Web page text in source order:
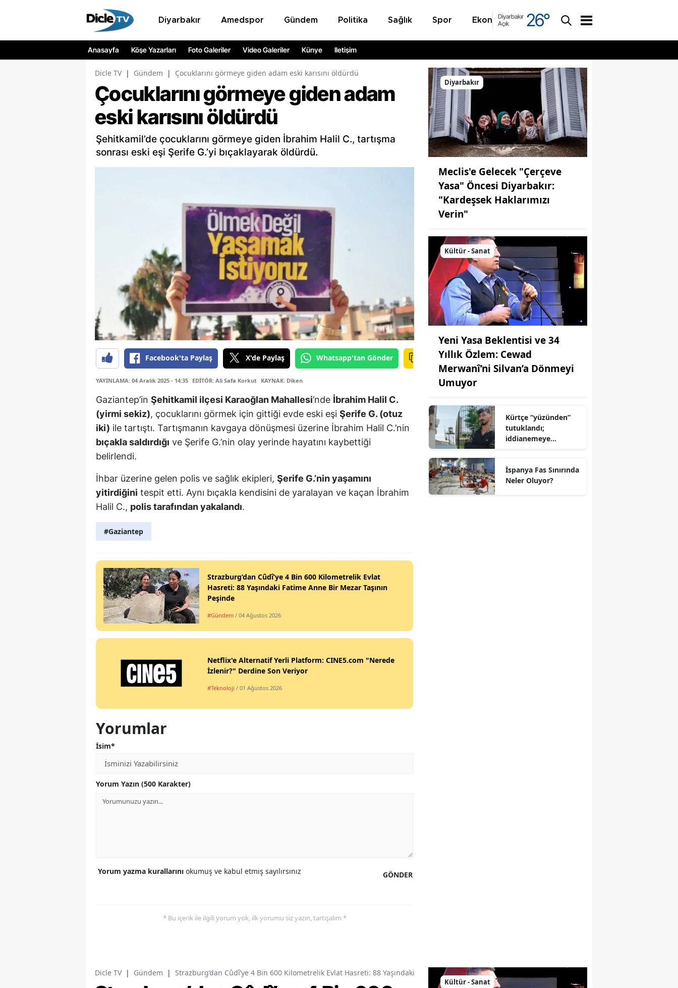
Diyarbakır Amedspor Gündem Politika Sağlık Spor Ekonomi Asayiş
Diyarbakır
Açık
26°
Anasayfa Köşe Yazarları Foto Galeriler Video Galeriler Künye İletişim
Dicle TV | Gündem | Çocuklarını görmeye giden adam eski karısını öldürdü
Çocuklarını görmeye giden adam
eski karısını öldürdü
Şehitkamil’de çocuklarını görmeye giden İbrahim Halil C., tartışma
sonrası eski eşi Şerife G.’yi bıçaklayarak öldürdü.
Facebook'ta Paylaş X'de Paylaş Whatsapp'tan Gönder
YAYINLAMA: 04 Aralık 2025 - 14:35 EDİTÖR: Ali Safa Korkut KAYNAK: Diken
Gaziantep’in Şehitkamil ilçesi Karaoğlan Mahallesi’nde İbrahim Halil C.
(yirmi sekiz), çocuklarını görmek için gittiği evde eski eşi Şerife G. (otuz
iki) ile tartıştı. Tartışmanın kavgaya dönüşmesi üzerine İbrahim Halil C.’nin
bıçakla saldırdığı ve Şerife G.’nin olay yerinde hayatını kaybettiği
belirlendi.
İhbar üzerine gelen polis ve sağlık ekipleri, Şerife G.’nin yaşamını
yitirdiğini tespit etti. Aynı bıçakla kendisini de yaralayan ve kaçan İbrahim
Halil C., polis tarafından yakalandı.
#Gaziantep
Strazburg’dan Cûdî’ye 4 Bin 600 Kilometrelik Evlat
Hasreti: 88 Yaşındaki Fatime Anne Bir Mezar Taşının
Peşinde
#Gündem / 04 Ağustos 2026
Netflix'e Alternatif Yerli Platform: CINE5.com "Nerede
İzlenir?" Derdine Son Veriyor
#Teknoloji / 01 Ağustos 2026
Yorumlar
İsim*
Yorum Yazın (500 Karakter)
GÖNDER
Yorum yazma kurallarını okumuş ve kabul etmiş sayılırsınız
* Bu içerik ile ilgili yorum yok, ilk yorumu siz yazın, tartışalım *
Diyarbakır
Meclis'e Gelecek "Çerçeve
Yasa" Öncesi Diyarbakır:
"Kardeşsek Haklarımızı
Verin"
Kültür - Sanat
Yeni Yasa Beklentisi ve 34
Yıllık Özlem: Cewad
Merwanî’ni Silvan’a Dönmeyi
Umuyor
Kürtçe “yüzünden”
tutuklandı;
iddianemeye
İspanya Fas Sınırında
Neler Oluyor?
Dicle TV | Gündem | Strazburg’dan Cûdî’ye 4 Bin 600 Kilometrelik Evlat Hasreti: 88 Yaşındaki Fatime Anne Bir Mezar Taşının Peşinde
Kültür - Sanat